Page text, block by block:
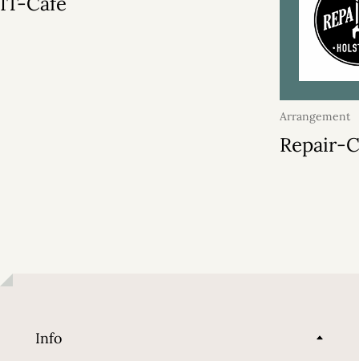
Arrangement
2026
Repair-
Info